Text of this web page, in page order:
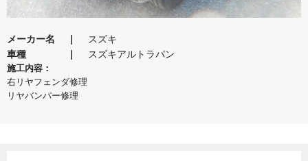
メーカー名
スズキ
車種
スズキアルトラパン
施工内容：
右リヤフェンダ修理
リヤバンパー修理